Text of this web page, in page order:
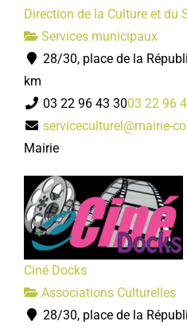
Direction de la Culture et du
Services municipaux
28/30, place de la
km
03 22 96 43 3003 22 96
serviceculturel@mairie-
Mairie
Ciné Docks
Associations Culturelles
28/30, place de la